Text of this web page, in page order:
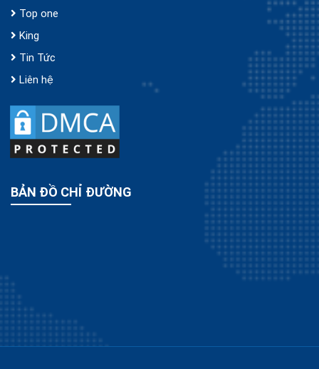
Top one
King
Tin Tức
Liên hệ
BẢN ĐỒ CHỈ ĐƯỜNG